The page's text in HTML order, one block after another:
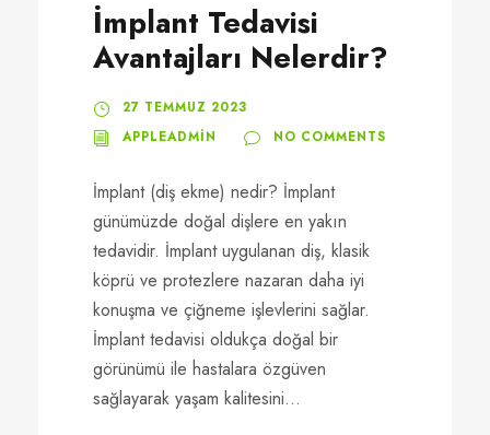
İmplant Tedavisi
Avantajları Nelerdir?
27 TEMMUZ 2023
APPLEADMIN
NO COMMENTS
İmplant (diş ekme) nedir? İmplant
günümüzde doğal dişlere en yakın
tedavidir. İmplant uygulanan diş, klasik
köprü ve protezlere nazaran daha iyi
konuşma ve çiğneme işlevlerini sağlar.
İmplant tedavisi oldukça doğal bir
görünümü ile hastalara özgüven
sağlayarak yaşam kalitesini...